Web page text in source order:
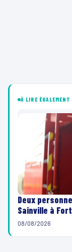
À LIRE ÉGALEMENT
Deux
Sainville à
08/08/2026